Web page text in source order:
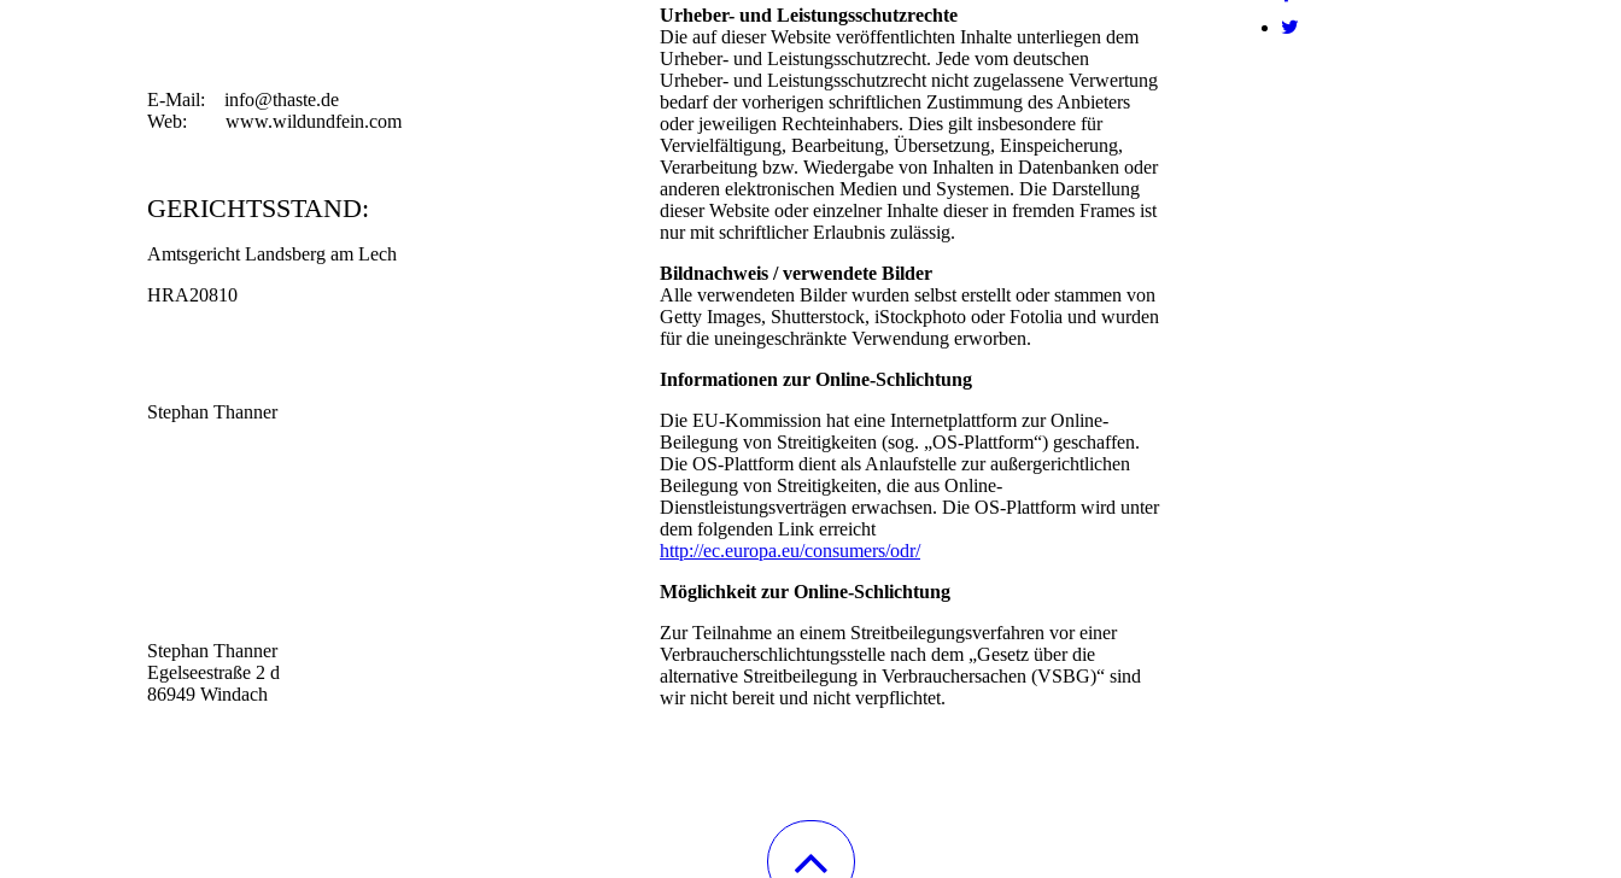
E-Mail: info@thaste.de
Web: www.wildundfein.com
GERICHTSSTAND:
Amtsgericht Landsberg am Lech
HRA20810
Stephan Thanner
Stephan Thanner
Egelseestraße 2 d
86949 Windach
Urheber- und Leistungsschutzrechte
Die auf dieser Website veröffentlichten Inhalte unterliegen dem
Urheber- und Leistungsschutzrecht. Jede vom deutschen
Urheber- und Leistungsschutzrecht nicht zugelassene Verwertung
bedarf der vorherigen schriftlichen Zustimmung des Anbieters
oder jeweiligen Rechteinhabers. Dies gilt insbesondere für
Vervielfältigung, Bearbeitung, Übersetzung, Einspeicherung,
Verarbeitung bzw. Wiedergabe von Inhalten in Datenbanken oder
anderen elektronischen Medien und Systemen. Die Darstellung
dieser Website oder einzelner Inhalte dieser in fremden Frames ist
nur mit schriftlicher Erlaubnis zulässig.
Bildnachweis / verwendete Bilder
Alle verwendeten Bilder wurden selbst erstellt oder stammen von
Getty Images, Shutterstock, iStockphoto oder Fotolia und wurden
für die uneingeschränkte Verwendung erworben.
Informationen zur Online-Schlichtung
Die EU-Kommission hat eine Internetplattform zur Online-
Beilegung von Streitigkeiten (sog. „OS-Plattform“) geschaffen.
Die OS-Plattform dient als Anlaufstelle zur außergerichtlichen
Beilegung von Streitigkeiten, die aus Online-
Dienstleistungsverträgen erwachsen. Die OS-Plattform wird unter
dem folgenden Link erreicht
http://ec.europa.eu/consumers/odr/
Möglichkeit zur Online-Schlichtung
Zur Teilnahme an einem Streitbeilegungsverfahren vor einer
Verbraucherschlichtungsstelle nach dem „Gesetz über die
alternative Streitbeilegung in Verbrauchersachen (VSBG)“ sind
wir nicht bereit und nicht verpflichtet.